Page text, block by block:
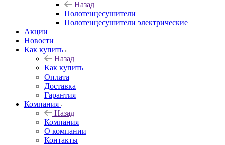
Назад
Полотенцесушители
Полотенцесушители электрические
Акции
Новости
Как купить
Назад
Как купить
Оплата
Доставка
Гарантия
Компания
Назад
Компания
О компании
Контакты